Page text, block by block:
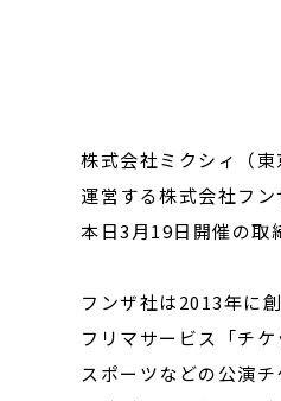
株式会社ミクシィ（
運営する株式会社フ
本日3月19日開催の取
フンザ社は2013年に
フリマサービス「チ
スポーツなどの公演